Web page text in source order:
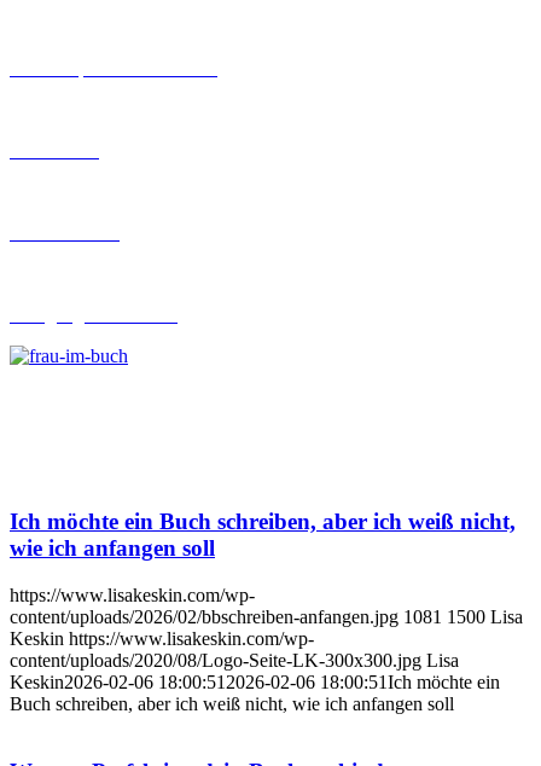
Ich möchte ein Buch schreiben, aber ich weiß nicht,
wie ich anfangen soll
https://www.lisakeskin.com/wp-
content/uploads/2026/02/bbschreiben-anfangen.jpg 1081 1500 Lisa
Keskin https://www.lisakeskin.com/wp-
content/uploads/2020/08/Logo-Seite-LK-300x300.jpg Lisa
Keskin2026-02-06 18:00:51 2026-02-06 18:00:51Ich möchte ein
Buch schreiben, aber ich weiß nicht, wie ich anfangen soll